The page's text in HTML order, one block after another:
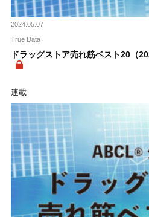
2024.05.07
True Data
ドラッグストア売れ筋ベスト20（
連載